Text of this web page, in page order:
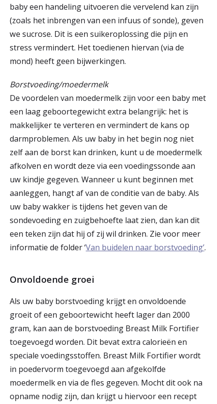
baby een handeling uitvoeren die vervelend kan zijn
(zoals het inbrengen van een infuus of sonde), geven
we sucrose. Dit is een suikeroplossing die pijn en
stress vermindert. Het toedienen hiervan (via de
mond) heeft geen bijwerkingen.
Borstvoeding/moedermelk
De voordelen van moedermelk zijn voor een baby met
een laag geboortegewicht extra belangrijk: het is
makkelijker te verteren en vermindert de kans op
darmproblemen. Als uw baby in het begin nog niet
zelf aan de borst kan drinken, kunt u de moedermelk
afkolven en wordt deze via een voedingssonde aan
uw kindje gegeven. Wanneer u kunt beginnen met
aanleggen, hangt af van de conditie van de baby. Als
uw baby wakker is tijdens het geven van de
sondevoeding en zuigbehoefte laat zien, dan kan dit
een teken zijn dat hij of zij wil drinken. Zie voor meer
informatie de folder ‘Van buidelen naar borstvoeding’.
Onvoldoende groei
Als uw baby borstvoeding krijgt en onvoldoende
groeit of een geboortewicht heeft lager dan 2000
gram, kan aan de borstvoeding Breast Milk Fortifier
toegevoegd worden. Dit bevat extra calorieën en
speciale voedingsstoffen. Breast Milk Fortifier wordt
in poedervorm toegevoegd aan afgekolfde
moedermelk en via de fles gegeven. Mocht dit ook na
opname nodig zijn, dan krijgt u hiervoor een recept